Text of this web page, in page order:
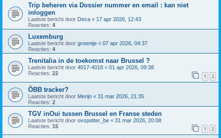
Trip beheren via Dossier nummer en email : kan niet
inloggen
Laatste bericht door Deca « 17 apr 2026, 12:43
Reacties: 4
Luxemburg
Laatste bericht door groentje « 07 apr 2026, 04:37
Reacties: 4
Trenitalia in de toekomst naar Brussel ?
Laatste bericht door 4017-4018 « 01 apr 2026, 09:38
Reacties: 22 1 2
ÖBB tracker?
Laatste bericht door Merijn « 31 mar 2026, 21:35
Reacties: 2
TGV inOui tussen Brussel en Franse steden
Laatste bericht door ovspotter_be « 31 mar 2026, 20:08
Reacties: 15 1 2